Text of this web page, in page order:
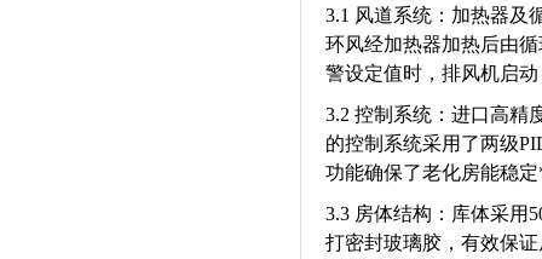
3.1 风道系统：加热器及
环风经加热器加热后由
警设定值时，排风机启
3.2 控制系统：进口高精
的控制系统采用了两级
功能确保了老化房能稳
3.3 房体结构：库体采用
打密封玻璃胶，有效保